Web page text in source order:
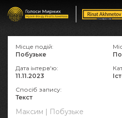
Максим | Побузьке
Місце подій:
Побузьке
Дата інтерв'ю:
11.11.2023
Спосіб запису:
Текст